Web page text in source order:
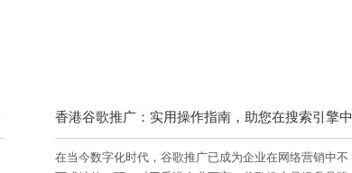
香港谷歌推广：实用操作指南，助您在搜索引擎中
脱颖而出
在当今数字化时代，谷歌推广已成为企业在网络营销中不